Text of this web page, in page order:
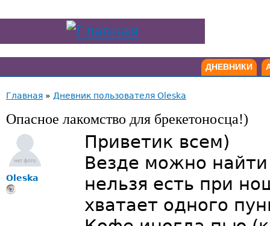
ДНЕВНИКИ
Главная » Дневник пользователя Oleska
Опасное лакомство для брекетоносца!)
Oleska
Приветик всем)
Везде можно
нельзя есть при
хватает одного